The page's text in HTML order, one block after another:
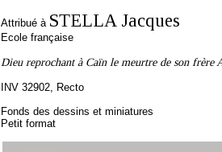
Attribué à STELLA Jacques
Ecole française
Dieu reprochant à Caïn le meurtre de son frère
INV 32902, Recto
Fonds des dessins et miniatures
Petit format